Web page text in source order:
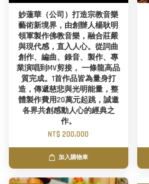
妙蓮華（公司）打造宗教音樂
藝術新境界，由創辦人楊耿明
領軍製作佛教音樂，融合莊嚴
與現代感，直入人心。從詞曲
創作、編曲、錄音、製作、專
業演唱到MV剪接， 一條龍高品
質完成。1首作品皆為量身打
造，傳遞慈悲與光明能量，整
體製作費用20萬元起跳，誠邀
各界共創感動人心的經典之
作。
NT$ 200,000
加入購物車